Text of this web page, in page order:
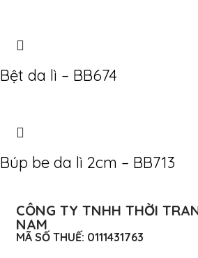
Bệt da lì – BB674
Búp be da lì 2cm – BB713
CÔNG TY TNHH THỜI
NAM
MÃ SỐ THUẾ: 0111431763